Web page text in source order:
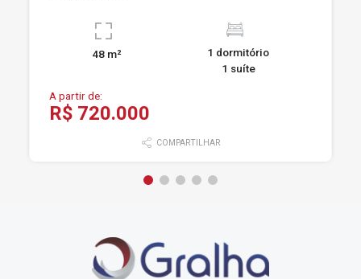
48 m²
1 dormitório
1 suíte
A partir de:
R$ 720.000
COMPARTILHAR